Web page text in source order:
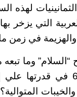
لهذه
التي يزخر
والهزيمة في زمن
“السلام” وما
هزيمة 67 في
والخيبات